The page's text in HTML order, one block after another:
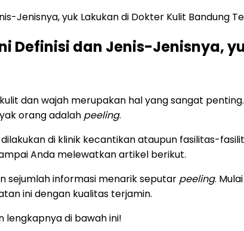
Definisi dan Jenis-Jenisnya,
kulit dan wajah merupakan hal yang sangat
orang adalah peeling.
di klinik kecantikan ataupun fasilitas-
Anda melewatkan artikel berikut.
sejumlah informasi menarik seputar peeling.
ini dengan kualitas terjamin.
lengkapnya di bawah ini!